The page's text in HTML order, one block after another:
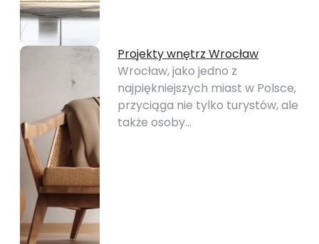
Projekty wnętrz Wrocław
Wrocław, jako jedno z
najpiękniejszych miast w Polsce,
przyciąga nie tylko turystów, ale
także osoby…